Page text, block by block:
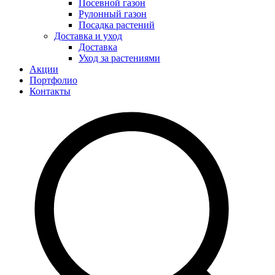
Посевной газон
Рулонный газон
Посадка растений
Доставка и уход
Доставка
Уход за растениями
Акции
Портфолио
Контакты